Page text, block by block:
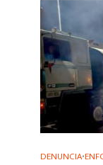
DENUNCIA•